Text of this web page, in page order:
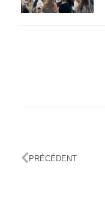
PRÉCÉDENT